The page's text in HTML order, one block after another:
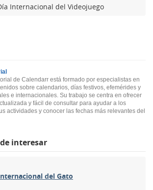
Internacional del Videojuego
de Calendarr está formado por especialistas en
sobre calendarios, días festivos, efemérides y
e internacionales. Su trabajo se centra en ofrecer
y fácil de consultar para ayudar a los
actividades y conocer las fechas más relevantes del
interesar
del Gato